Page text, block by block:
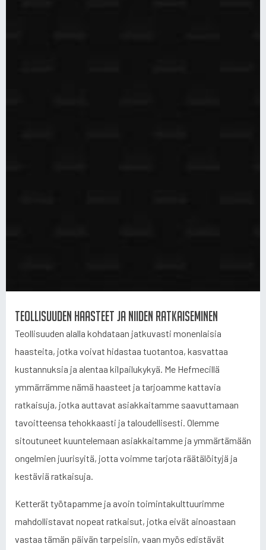
Teollisuuden haasteet ja niiden ratkaiseminen
Teollisuuden alalla kohdataan jatkuvasti monenlaisia
haasteita, jotka voivat hidastaa tuotantoa, kasvattaa
kustannuksia ja alentaa kilpailukykyä. Me Hefmecillä
ymmärrämme nämä haasteet ja tarjoamme kattavia
ratkaisuja, jotka auttavat asiakkaitamme saavuttamaan
tavoitteensa tehokkaasti ja taloudellisesti. Olemme
sitoutuneet kuuntelemaan asiakkaitamme ja ymmärtämään
ongelmien juurisyitä, jotta voimme tarjota räätälöityjä ja
kestäviä ratkaisuja.
Ketterät työtapamme ja avoin toimintakulttuurimme
mahdollistavat nopeat ratkaisut, jotka eivät ainoastaan
vastaa tämän päivän tarpeisiin, vaan myös edistävät